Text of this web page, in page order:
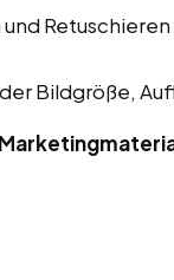
Bildgröße,